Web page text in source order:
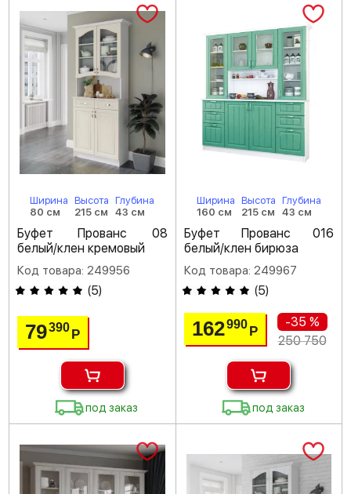
Ширина
80 см
Высота
215 см
Глубина
43 см
Буфет Прованс 08
белый/клен кремовый
Код товара: 249956
(5)
79390Р
под заказ
Ширина
160 см
Высота
215 см
Глубина
43 см
Буфет Прованс 016
белый/клен бирюза
Код товара: 249967
(5)
162990 Р
-35 %
250 750
под заказ